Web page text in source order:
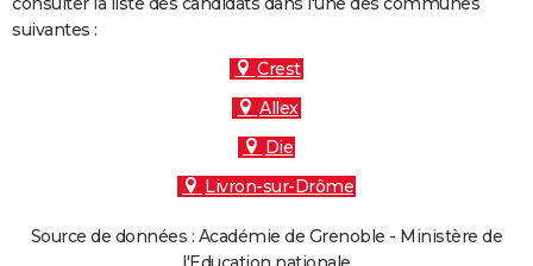
suivantes :
Crest
Allex
Die
Livron-sur-Drôme
Source de données : Académie de Grenoble - Ministère de